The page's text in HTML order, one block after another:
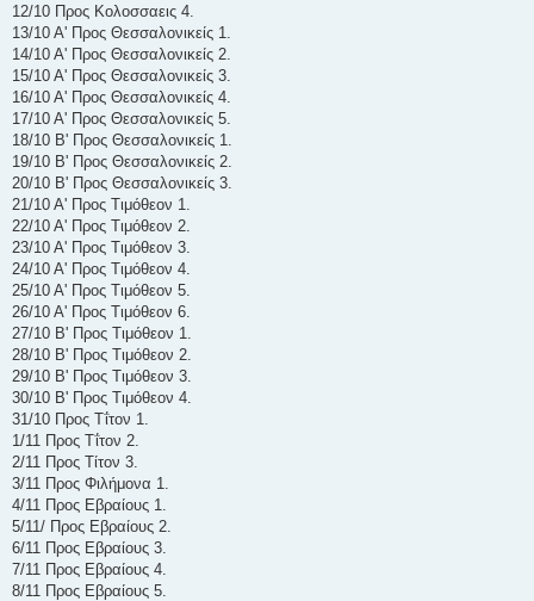
12/10 Προς Κολοσσαεις 4.
13/10 Α' Προς Θεσσαλονικείς 1.
14/10 Α' Προς Θεσσαλονικείς 2.
15/10 Α' Προς Θεσσαλονικείς 3.
16/10 Α' Προς Θεσσαλονικείς 4.
17/10 Α' Προς Θεσσαλονικείς 5.
18/10 Β' Προς Θεσσαλονικείς 1.
19/10 Β' Προς Θεσσαλονικείς 2.
20/10 Β' Προς Θεσσαλονικείς 3.
21/10 Α' Προς Τιμόθεον 1.
22/10 Α' Προς Τιμόθεον 2.
23/10 Α' Προς Τιμόθεον 3.
24/10 Α' Προς Τιμόθεον 4.
25/10 Α' Προς Τιμόθεον 5.
26/10 Α' Προς Τιμόθεον 6.
27/10 Β' Προς Τιμόθεον 1.
28/10 Β' Προς Τιμόθεον 2.
29/10 Β' Προς Τιμόθεον 3.
30/10 Β' Προς Τιμόθεον 4.
31/10 Προς Τΐτον 1.
1/11 Προς Τΐτον 2.
2/11 Προς Τίτον 3.
3/11 Προς Φιλήμονα 1.
4/11 Προς Εβραίους 1.
5/11/ Προς Εβραίους 2.
6/11 Προς Εβραίους 3.
7/11 Προς Εβραίους 4.
8/11 Προς Εβραίους 5.